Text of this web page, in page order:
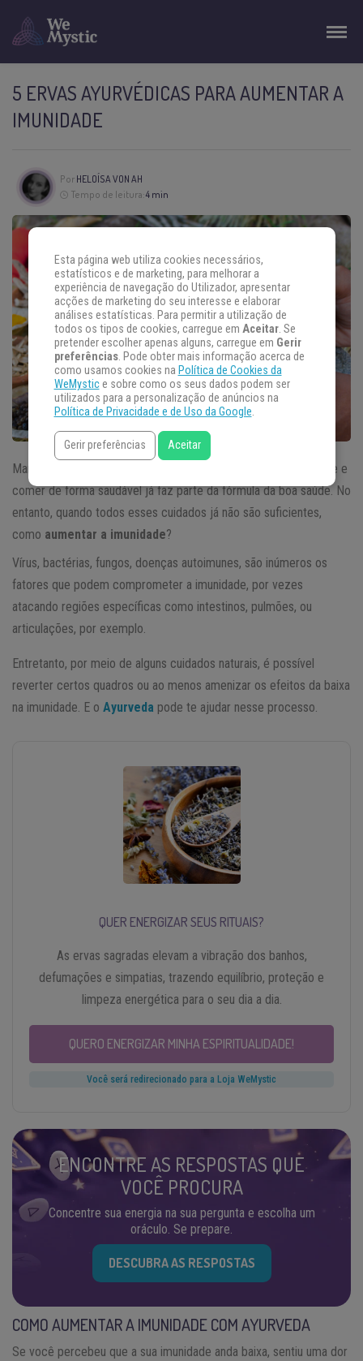
5 ERVAS AYURVÉDICAS PARA AUMENTAR A
IMUNIDADE
Por HELOÍSA VON AH
Tempo de leitura:4 min
Manter boas práticas de higiene, dormir bem, reduzir o estresse e
comer de forma saudável já faz parte da fórmula da boa saúde. No
entanto, quando todos esses cuidados já não são suficientes,
como aumentar a imunidade?
Vírus, bactérias, fungos, doenças autoimunes, são inúmeros os
fatores que podem comprometer a imunidade, por vezes
atacando regiões específicas como intestinos, pulmões, ou
articulações, por exemplo.
Entretanto, por meio de alguns cuidados naturais, é possível
reverter certos quadros ou ao menos amenizar os efeitos da baixa
na imunidade. E o Ayurveda pode te ajudar nesse processo.
QUER ENERGIZAR SEUS RITUAIS?
As ervas sagradas elevam a vibração dos banhos,
defumações e simpatias, trazendo equilíbrio, proteção e
limpeza energética para o seu dia a dia.
QUERO ENERGIZAR MINHA ESPIRITUALIDADE!
Você será redirecionado para a Loja WeMystic
ENCONTRE AS RESPOSTAS QUE
VOCÊ PROCURA
Concentre sua energia na sua pergunta e escolha um
oráculo. Se prepare.
DESCUBRA AS RESPOSTAS
COMO AUMENTAR A IMUNIDADE COM AYURVEDA
Se você percebeu que a sua imunidade anda baixa, sentiu uma dor
Esta página web utiliza cookies necessários,
estatísticos e de marketing, para melhorar a
experiência de navegação do Utilizador, apresentar
acções de marketing do seu interesse e elaborar
análises estatísticas. Para permitir a utilização de
todos os tipos de cookies, carregue em Aceitar. Se
pretender escolher apenas alguns, carregue em Gerir
preferências. Pode obter mais informação acerca de
como usamos cookies na Política de Cookies da
WeMystice sobre como os seus dados podem ser
utilizados para a personalização de anúncios na
Política de Privacidade e de Uso da Google.
Gerir preferências Aceitar